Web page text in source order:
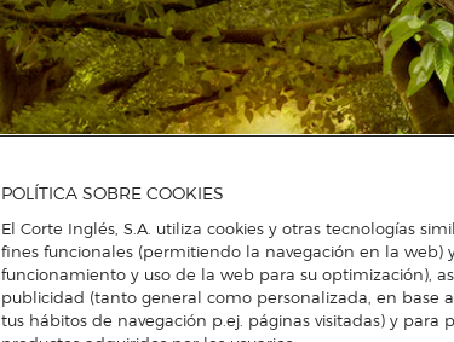
POLÍTICA SOBRE COOKIES
El Corte Inglés, S.A. utiliza cookies y otras tecnologías
fines funcionales (permitiendo la navegación en la web)
funcionamiento y uso de la web para su optimización),
publicidad (tanto general como personalizada, en base
tus hábitos de navegación p.ej. páginas visitadas) y para